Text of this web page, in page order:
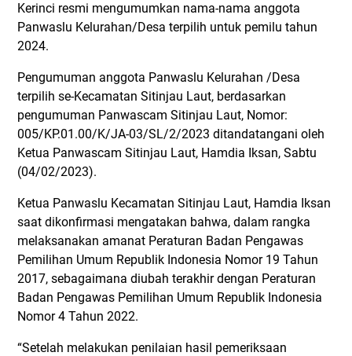
Kerinci resmi mengumumkan nama-nama anggota
Panwaslu Kelurahan/Desa terpilih untuk pemilu tahun
2024.
Pengumuman anggota Panwaslu Kelurahan /Desa
terpilih se-Kecamatan Sitinjau Laut, berdasarkan
pengumuman Panwascam Sitinjau Laut, Nomor:
005/KP.01.00/K/JA-03/SL/2/2023 ditandatangani oleh
Ketua Panwascam Sitinjau Laut, Hamdia Iksan, Sabtu
(04/02/2023).
Ketua Panwaslu Kecamatan Sitinjau Laut, Hamdia Iksan
saat dikonfirmasi mengatakan bahwa, dalam rangka
melaksanakan amanat Peraturan Badan Pengawas
Pemilihan Umum Republik Indonesia Nomor 19 Tahun
2017, sebagaimana diubah terakhir dengan Peraturan
Badan Pengawas Pemilihan Umum Republik Indonesia
Nomor 4 Tahun 2022.
“Setelah melakukan penilaian hasil pemeriksaan